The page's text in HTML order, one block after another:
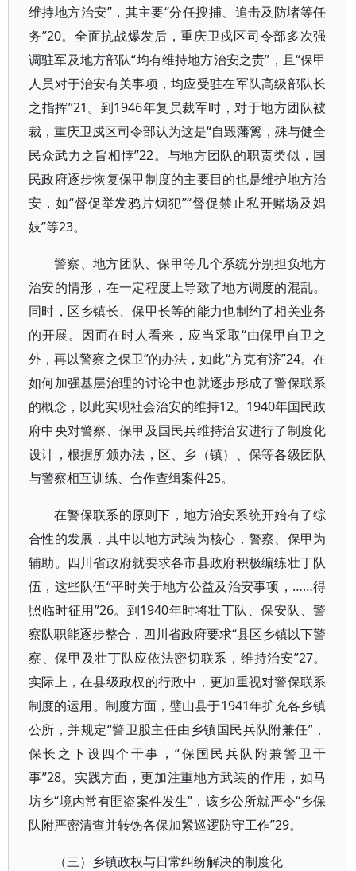
维持地方治安”，其主要“分任搜捕、追击及防堵等任
务”20。全面抗战爆发后，重庆卫戍区司令部多次强
调驻军及地方部队“均有维持地方治安之责”，且“保甲
人员对于治安有关事项，均应受驻在军队高级部队长
之指挥”21。到1946年复员裁军时，对于地方团队被
裁，重庆卫戍区司令部认为这是“自毁藩篱，殊与健全
民众武力之旨相悖”22。与地方团队的职责类似，国
民政府逐步恢复保甲制度的主要目的也是维护地方治
安，如“督促举发鸦片烟犯”“督促禁止私开赌场及娼
妓”等23。
警察、地方团队、保甲等几个系统分别担负地方
治安的情形，在一定程度上导致了地方调度的混乱。
同时，区乡镇长、保甲长等的能力也制约了相关业务
的开展。因而在时人看来，应当采取“由保甲自卫之
外，再以警察之保卫”的办法，如此“方克有济”24。在
如何加强基层治理的讨论中也就逐步形成了警保联系
的概念，以此实现社会治安的维持12。1940年国民政
府中央对警察、保甲及国民兵维持治安进行了制度化
设计，根据所颁办法，区、乡（镇）、保等各级团队
与警察相互训练、合作查缉案件25。
在警保联系的原则下，地方治安系统开始有了综
合性的发展，其中以地方武装为核心，警察、保甲为
辅助。四川省政府就要求各市县政府积极编练壮丁队
伍，这些队伍“平时关于地方公益及治安事项，……得
照临时征用”26。到1940年时将壮丁队、保安队、警
察队职能逐步整合，四川省政府要求“县区乡镇以下警
察、保甲及壮丁队应依法密切联系，维持治安”27。
实际上，在县级政权的行政中，更加重视对警保联系
制度的运用。制度方面，璧山县于1941年扩充各乡镇
公所，并规定“警卫股主任由乡镇国民兵队附兼任”，
保长之下设四个干事，“保国民兵队附兼警卫干
事”28。实践方面，更加注重地方武装的作用，如马
坊乡“境内常有匪盗案件发生”，该乡公所就严令“乡保
队附严密清查并转饬各保加紧巡逻防守工作”29。
（三）乡镇政权与日常纠纷解决的制度化